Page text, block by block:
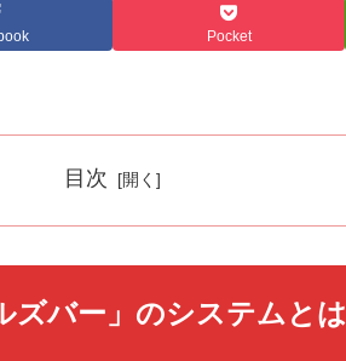
Pocket
目次
ズバー」のシステムと